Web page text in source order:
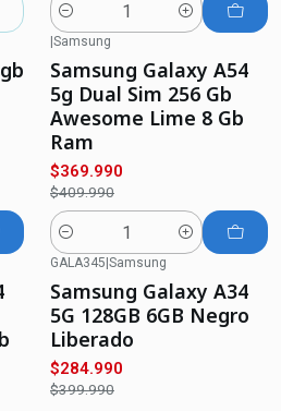
Cantidad
Samsung
Samsung Galaxy A54
5g Dual Sim 256 Gb
Awesome Lime 8 Gb
Ram
$369.990
$409.990
Cantidad
GALA345 Samsung
Samsung Galaxy A34
5G 128GB 6GB Negro
Liberado
$284.990
$399.990